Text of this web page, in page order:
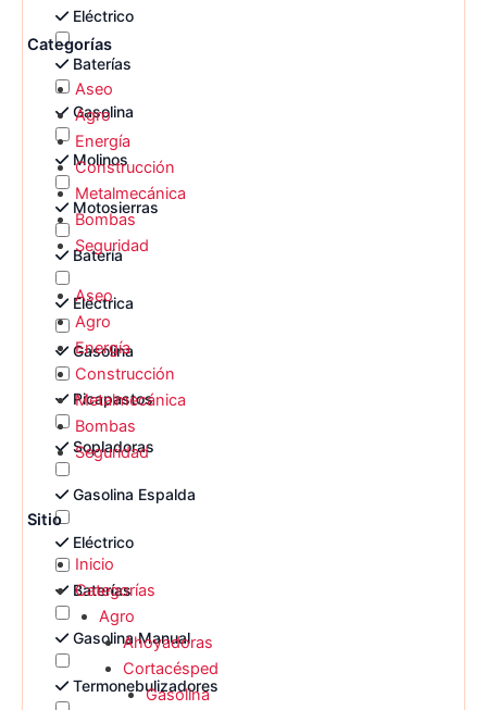
Eléctrico
Baterías
Gasolina
Molinos
Motosierras
Batería
Eléctrica
Gasolina
Picapastos
Sopladoras
Gasolina Espalda
Eléctrico
Baterías
Gasolina Manual
Termonebulizadores
Categorías
Aseo
Agro
Energía
Construcción
Metalmecánica
Bombas
Seguridad
Aseo
Agro
Energía
Construcción
Metalmecánica
Bombas
Seguridad
Sitio
Inicio
Categorías
Agro
Ahoyadoras
Cortacésped
Gasolina